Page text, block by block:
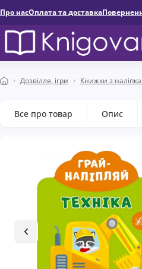
Про насОплата та доставка
Дозвілля, ігри Книжки з
Все про товар Опис